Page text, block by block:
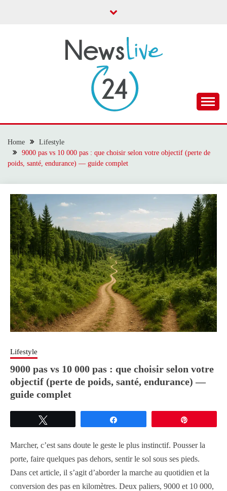
NEWS LIVE 24
Home
Lifestyle
9000 pas vs 10 000 pas : que choisir selon votre objectif (perte de
poids, santé, endurance) — guide complet
Lifestyle
9000 pas vs 10 000 pas : que choisir selon votre
objectif (perte de poids, santé, endurance) —
guide complet
Marcher, c’est sans doute le geste le plus instinctif. Pousser la
porte, faire quelques pas dehors, sentir le sol sous ses pieds.
Dans cet article, il s’agit d’aborder la marche au quotidien et la
conversion des pas en kilomètres. Deux paliers, 9000 et 10 000,